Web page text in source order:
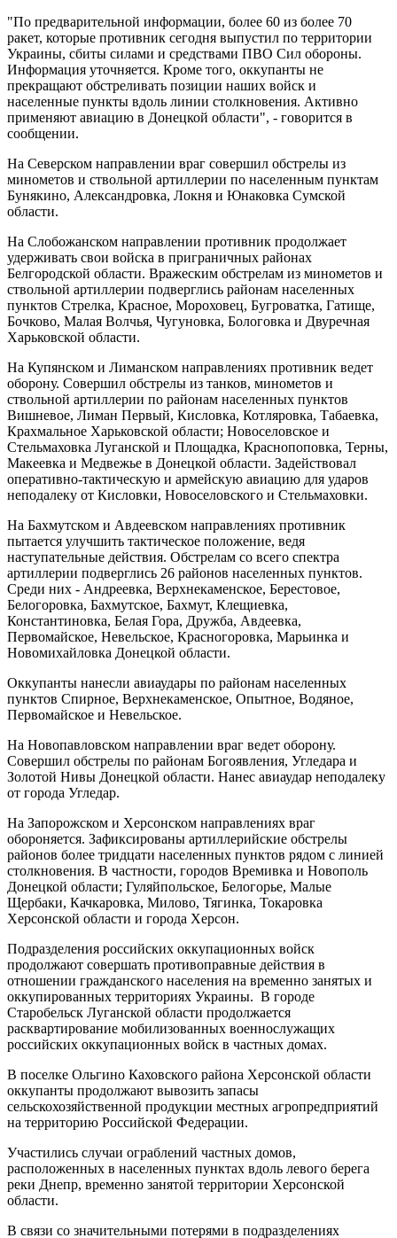
"По предварительной информации, более 60 из более 70
ракет, которые противник сегодня выпустил по территории
Украины, сбиты силами и средствами ПВО Сил обороны.
Информация уточняется. Кроме того, оккупанты не
прекращают обстреливать позиции наших войск и
населенные пункты вдоль линии столкновения. Активно
применяют авиацию в Донецкой области", - говорится в
сообщении.
На Северском направлении враг совершил обстрелы из
минометов и ствольной артиллерии по населенным пунктам
Бунякино, Александровка, Локня и Юнаковка Сумской
области.
На Слобожанском направлении противник продолжает
удерживать свои войска в приграничных районах
Белгородской области. Вражеским обстрелам из минометов и
ствольной артиллерии подверглись районам населенных
пунктов Стрелка, Красное, Мороховец, Бугроватка, Гатище,
Бочково, Малая Волчья, Чугуновка, Бологовка и Двуречная
Харьковской области.
На Купянском и Лиманском направлениях противник ведет
оборону. Совершил обстрелы из танков, минометов и
ствольной артиллерии по районам населенных пунктов
Вишневое, Лиман Первый, Кисловка, Котляровка, Табаевка,
Крахмальное Харьковской области; Новоселовское и
Стельмаховка Луганской и Площадка, Краснопоповка, Терны,
Макеевка и Медвежье в Донецкой области. Задействовал
оперативно-тактическую и армейскую авиацию для ударов
неподалеку от Кисловки, Новоселовского и Стельмаховки.
На Бахмутском и Авдеевском направлениях противник
пытается улучшить тактическое положение, ведя
наступательные действия. Обстрелам со всего спектра
артиллерии подверглись 26 районов населенных пунктов.
Среди них - Андреевка, Верхнекаменское, Берестовое,
Белогоровка, Бахмутское, Бахмут, Клещиевка,
Константиновка, Белая Гора, Дружба, Авдеевка,
Первомайское, Невельское, Красногоровка, Марьинка и
Новомихайловка Донецкой области.
Оккупанты нанесли авиаудары по районам населенных
пунктов Спирное, Верхнекаменское, Опытное, Водяное,
Первомайское и Невельское.
На Новопавловском направлении враг ведет оборону.
Совершил обстрелы по районам Богоявления, Угледара и
Золотой Нивы Донецкой области. Нанес авиаудар неподалеку
от города Угледар.
На Запорожском и Херсонском направлениях враг
обороняется. Зафиксированы артиллерийские обстрелы
районов более тридцати населенных пунктов рядом с линией
столкновения. В частности, городов Времивка и Новополь
Донецкой области; Гуляйпольское, Белогорье, Малые
Щербаки, Качкаровка, Милово, Тягинка, Токаровка
Херсонской области и города Херсон.
Подразделения российских оккупационных войск
продолжают совершать противоправные действия в
отношении гражданского населения на временно занятых и
оккупированных территориях Украины. В городе
Старобельск Луганской области продолжается
расквартирование мобилизованных военнослужащих
российских оккупационных войск в частных домах.
В поселке Ольгино Каховского района Херсонской области
оккупанты продолжают вывозить запасы
сельскохозяйственной продукции местных агропредприятий
на территорию Российской Федерации.
Участились случаи ограблений частных домов,
расположенных в населенных пунктах вдоль левого берега
реки Днепр, временно занятой территории Херсонской
области.
В связи со значительными потерями в подразделениях